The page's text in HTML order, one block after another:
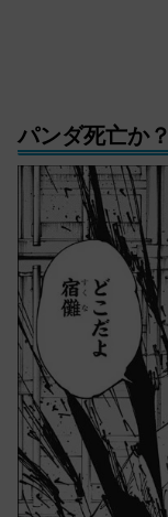
パンダ死亡か？